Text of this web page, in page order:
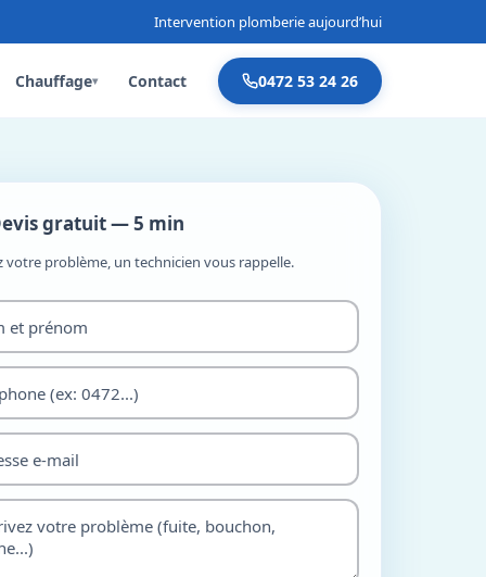
Intervention plomberie aujourd’hui
Chauffage▾ Contact 0472 53 24 26
gratuit — 5 min
votre problème, un technicien vous rappelle.